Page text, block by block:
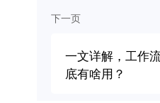
下一页
一文详解，工作
底有啥用？​